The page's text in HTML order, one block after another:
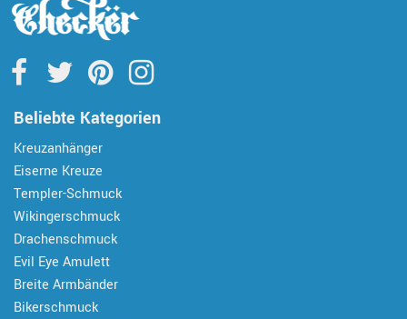
Beliebte Kategorien
Kreuzanhänger
Eiserne Kreuze
Templer-Schmuck
Wikingerschmuck
Drachenschmuck
Evil Eye Amulett
Breite Armbänder
Bikerschmuck